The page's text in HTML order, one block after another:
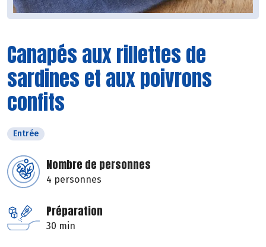
Canapés aux rillettes de
sardines et aux poivrons
confits
Entrée
Nombre de personnes
4 personnes
Préparation
30 min